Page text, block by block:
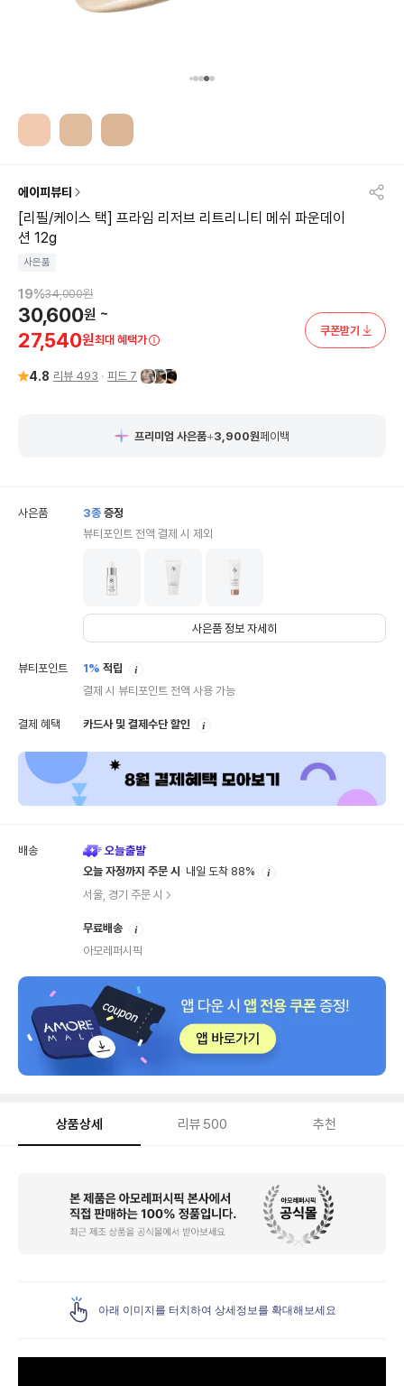
에이피뷰티
[리필/케이스 택] 프라임 리저브 리트리니티 메쉬 파운데이
션 12g
사은품
19%34,000원
30,600원 ~
27,540원최대 혜택가
쿠폰받기
4.8 리뷰 493 피드 7
프리미엄 사은품+3,900원페이백
사은품 3종 증정
뷰티포인트 전액 결제 시 제외
사은품 정보 자세히
뷰티포인트 1% 적립
결제 시 뷰티포인트 전액 사용 가능
결제 혜택 카드사 및 결제수단 할인
배송
오늘 자정까지 주문 시
내일 도착 88%
서울, 경기 주문 시
무료배송
아모레퍼시픽
상품상세 리뷰 500 추천
아래 이미지를 터치하여 상세정보를 확대해보세요